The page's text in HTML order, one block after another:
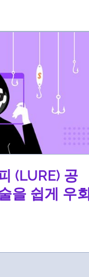
(LURE) 공
을 쉽게 우회